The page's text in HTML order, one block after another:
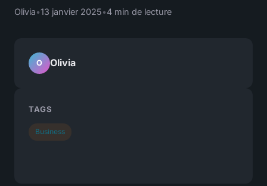
Olivia•13 janvier 2025•4 min de lecture
O Olivia
TAGS
Business